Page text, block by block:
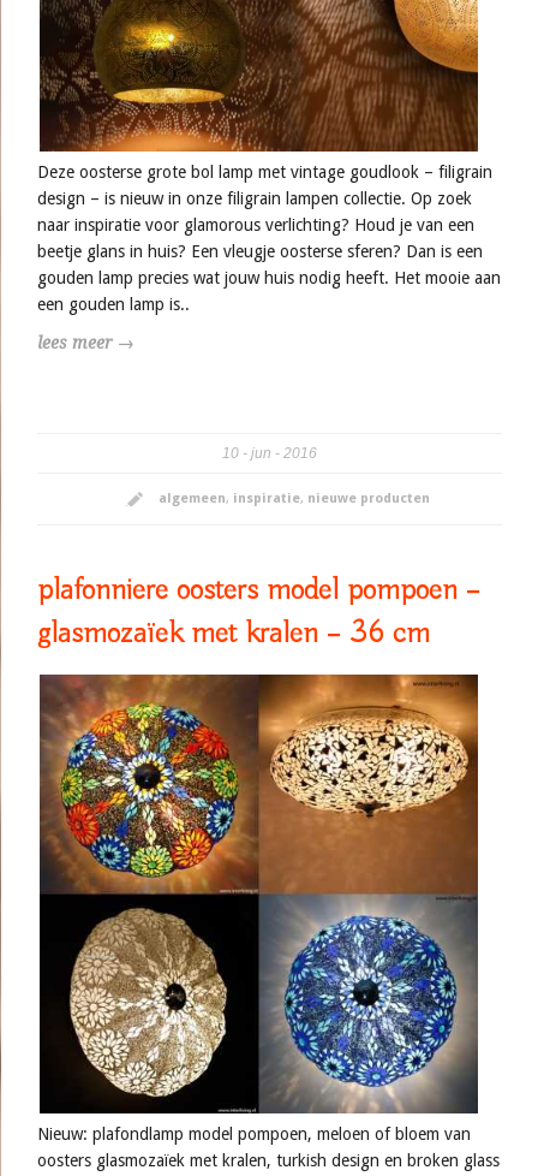
Deze oosterse grote bol lamp met vintage goudlook – filigrain
design – is nieuw in onze filigrain lampen collectie. Op zoek
naar inspiratie voor glamorous verlichting? Houd je van een
beetje glans in huis? Een vleugje oosterse sferen? Dan is een
gouden lamp precies wat jouw huis nodig heeft. Het mooie aan
een gouden lamp is..
lees meer →
10 jun 2016
algemeen, inspiratie, nieuwe producten
plafonniere oosters model pompoen –
glasmozaïek met kralen – 36 cm
Nieuw: plafondlamp model pompoen, meloen of bloem van
oosters glasmozaïek met kralen, turkish design en broken glass